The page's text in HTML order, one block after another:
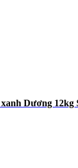
Dương 12kg